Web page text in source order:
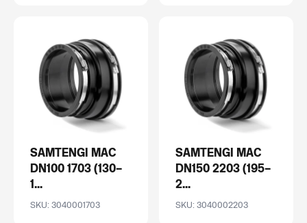
SAMTENGI MAC
DN100 1703 (130–
1...
SKU: 3040001703
SAMTENGI MAC
DN150 2203 (195–
2...
SKU: 3040002203